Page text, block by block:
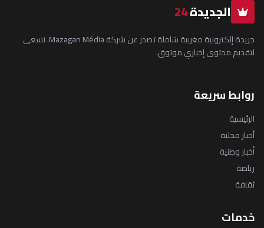
الجديدة24
جريدة إلكترونية مغربية شاملة تصدر عن شركة Mazagan Média. نسعى
لتقديم محتوى إخباري موثوق.
روابط سريعة
الرئيسية
أخبار محلية
أخبار وطنية
رياضة
ثقافة
خدمات